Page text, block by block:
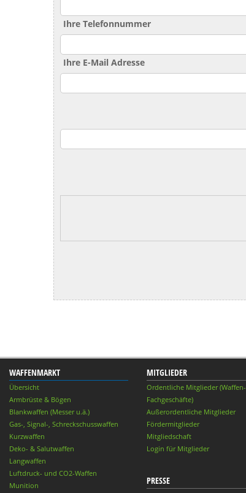
Ihre Telefonnummer
Ihre E-Mail Adresse
WAFFENMARKT
Übersicht
Armbrüste & Bögen
Blankwaffen (Messer u.ä.)
Gas-, Signal-, Schreckschusswaffen
Kurzwaffen
Deko- & Salutwaffen
Langwaffen
Luftdruck- und CO2-Waffen
Munition
MITGLIEDER
Ordentliche Mitglieder (Waffen-
Fachgeschäfte)
Außerordentliche Mitglieder
Fördermitglieder
Mitgliedschaft
Login für Mitglieder
PRESSE